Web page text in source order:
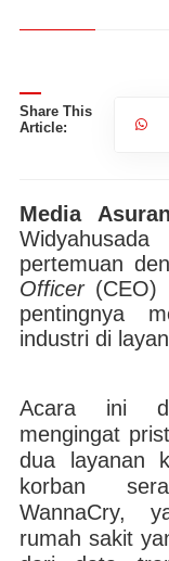
Share This
Article:
Media
pertemuan
Officer(CEO)
pentingnya
industri di
Acara ini
mengingat
dua layanan
korban
WannaCry,
rumah sakit